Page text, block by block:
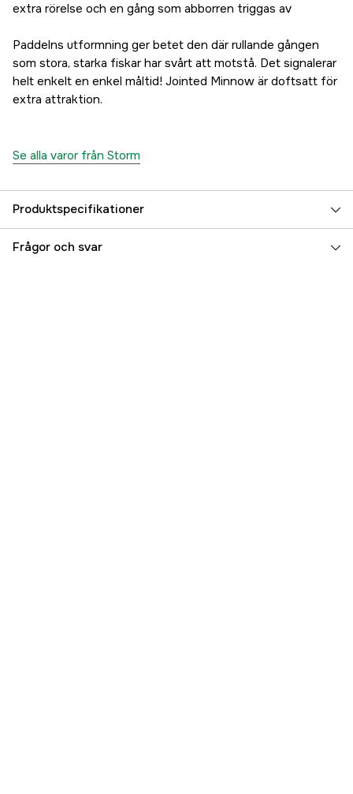
extra rörelse och en gång som abborren triggas av
Paddelns utformning ger betet den där rullande gången
som stora, starka fiskar har svårt att motstå. Det signalerar
helt enkelt en enkel måltid! Jointed Minnow är doftsatt för
extra attraktion.
Se alla varor från Storm
Produktspecifikationer
Beteslängd 9 cm
Frågor och svar